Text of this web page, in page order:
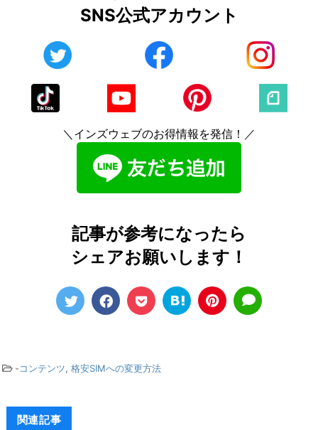
SNS公式アカウント
＼インズウェブのお得情報を発信！／
記事が参考になったら
シェアお願いします！
-コンテンツ, 格安SIMへの変更方法
関連記事